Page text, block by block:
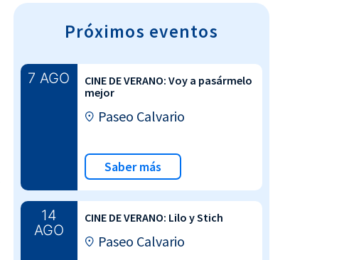
Próximos eventos
7 AGO
CINE DE VERANO: Voy a pasármelo
mejor
Paseo Calvario
Saber más
14
AGO
CINE DE VERANO: Lilo y Stich
Paseo Calvario